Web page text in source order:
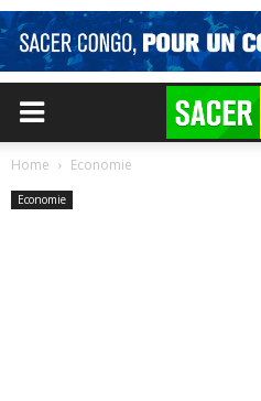
Home Economie
Economie